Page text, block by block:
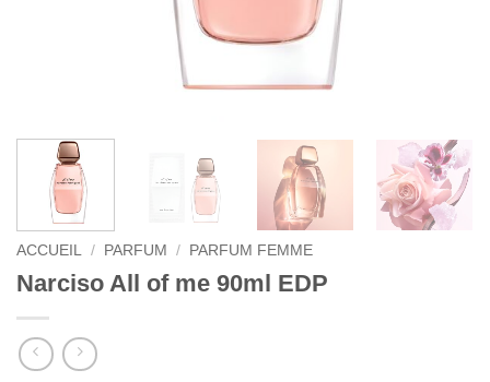
ACCUEIL / PARFUM / PARFUM FEMME
Narciso All of me 90ml EDP